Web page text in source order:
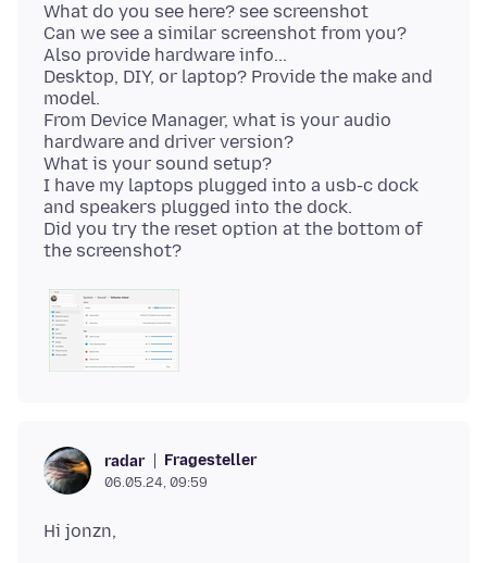
What do you see here? see screenshot
Can we see a similar screenshot from you?
Also provide hardware info...
Desktop, DIY, or laptop? Provide the make and
model.
From Device Manager, what is your audio
hardware and driver version?
What is your sound setup?
I have my laptops plugged into a usb-c dock
and speakers plugged into the dock.
Did you try the reset option at the bottom of
radar Fragesteller
06.05.24, 09:59